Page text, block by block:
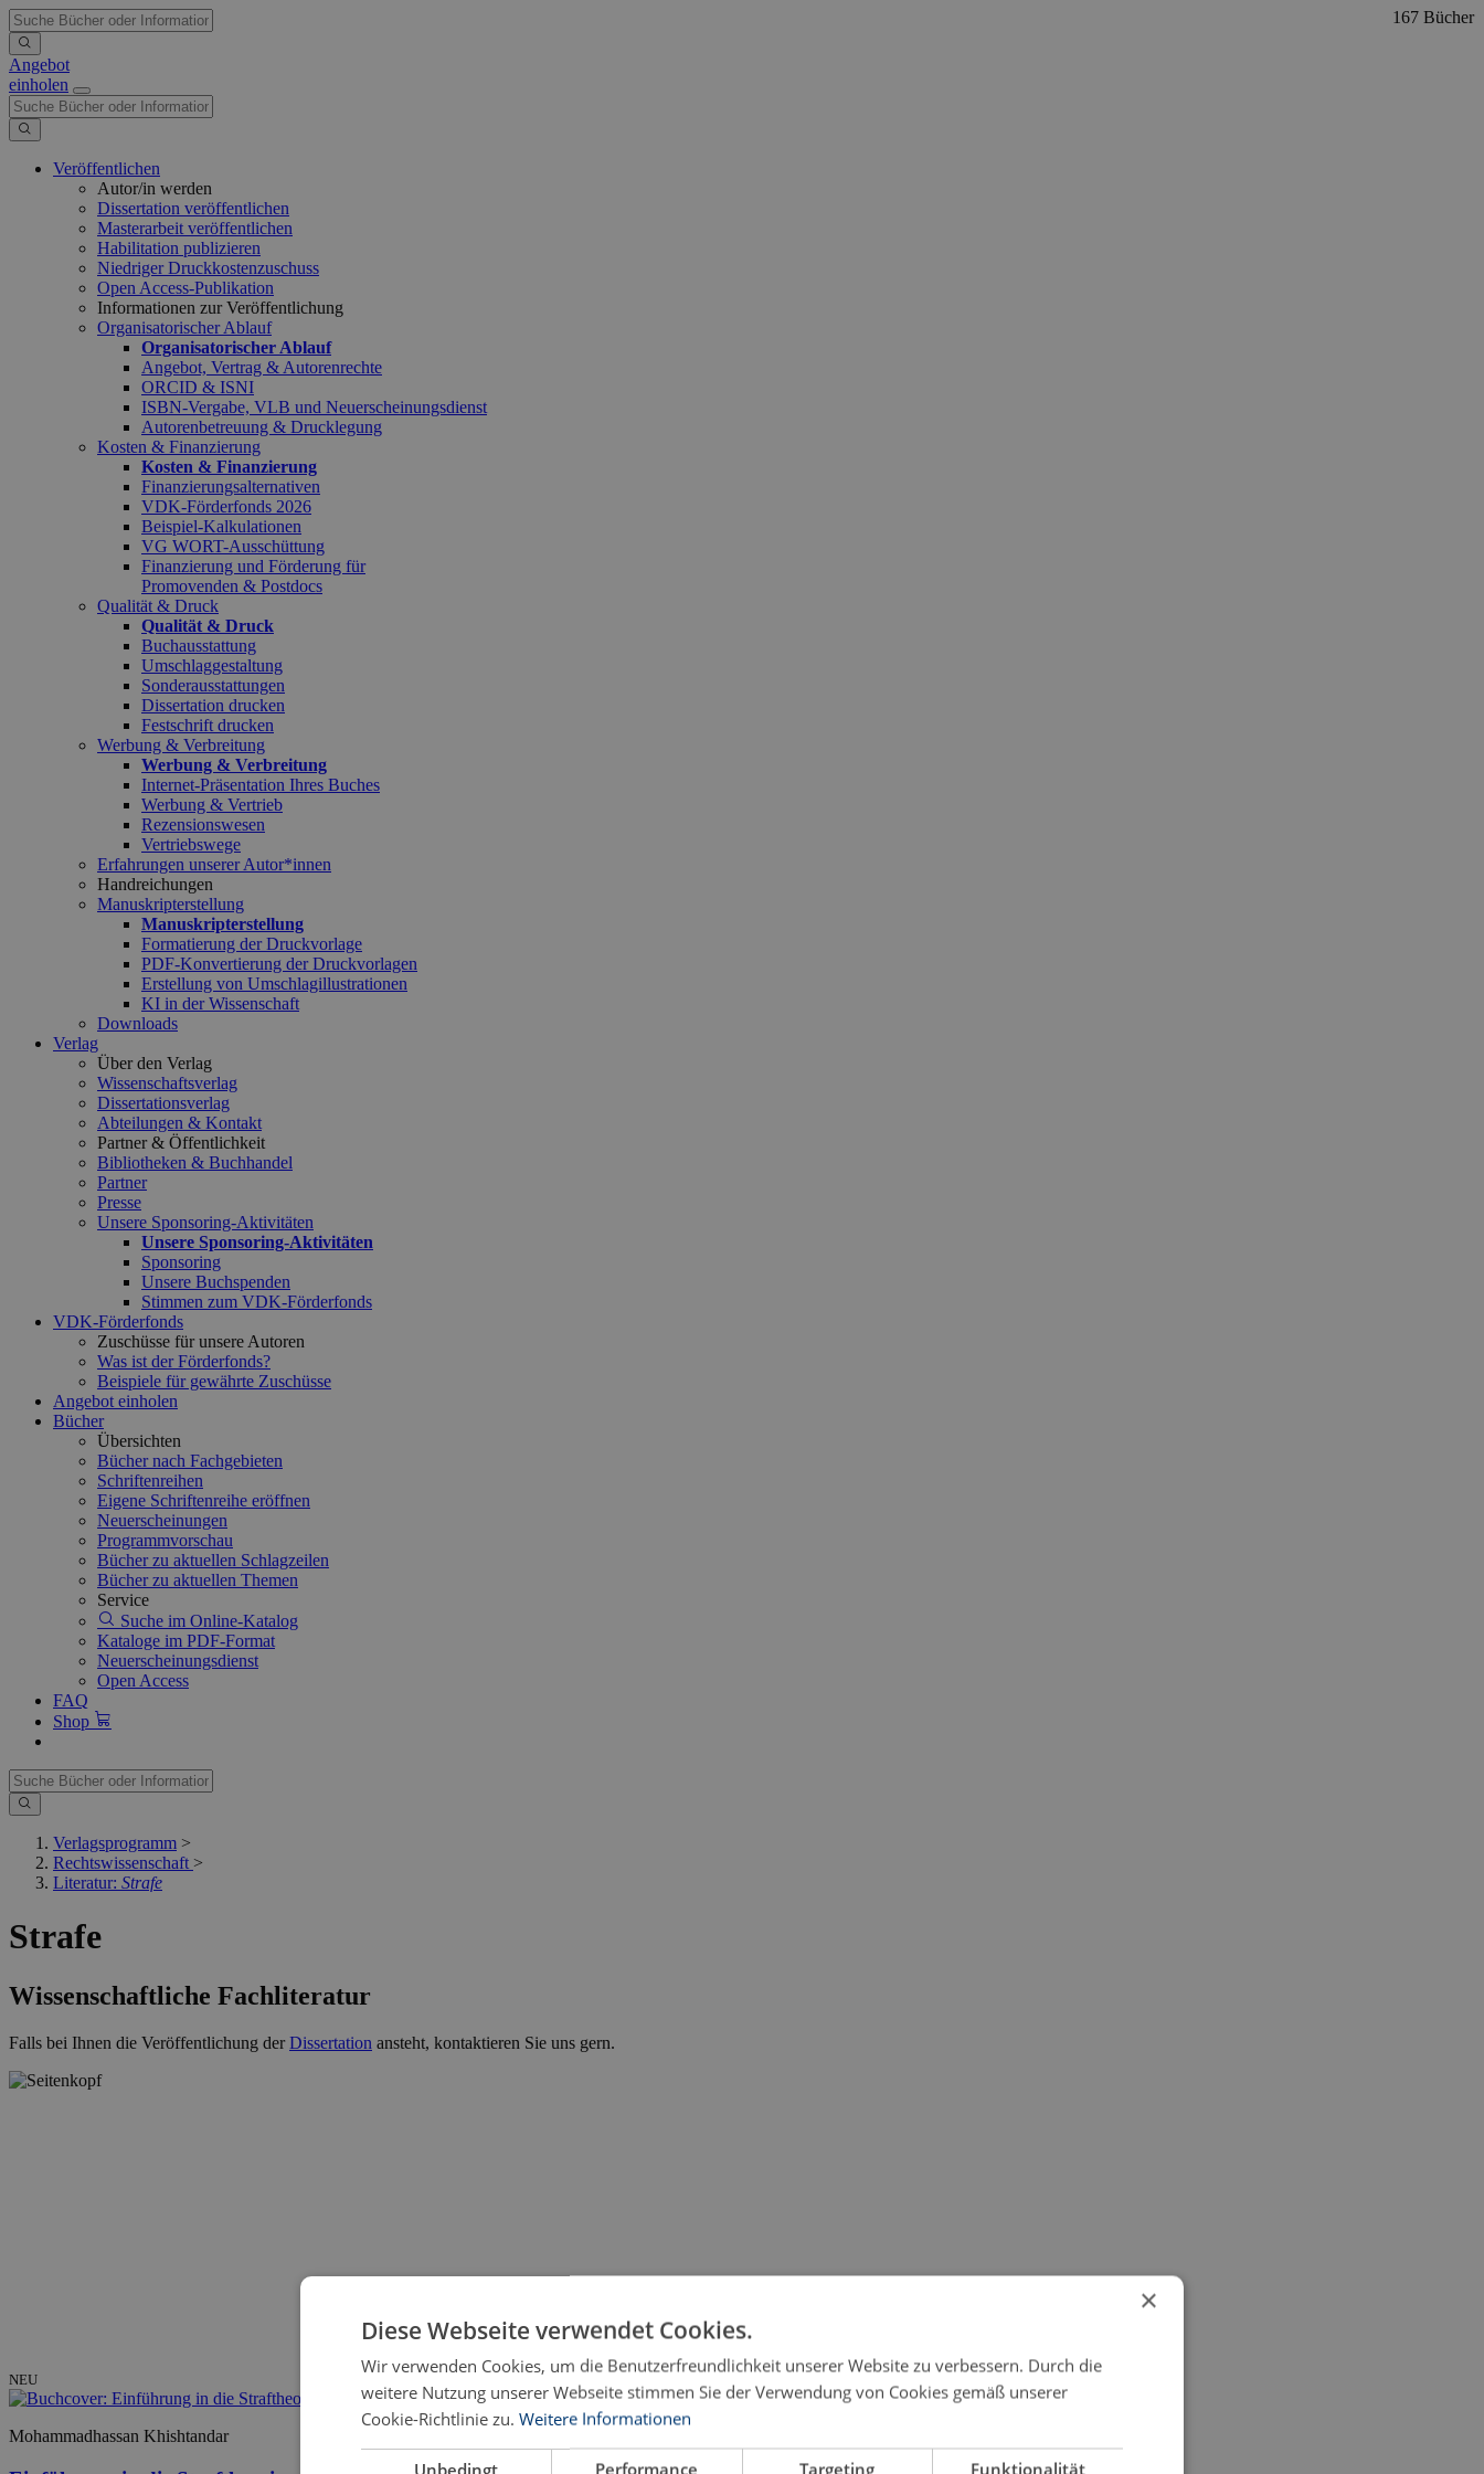
Angebot
einholen
Veröffentlichen
Autor/in werden
Dissertation veröffentlichen
Masterarbeit veröffentlichen
Habilitation publizieren
Niedriger Druckkostenzuschuss
Open Access-Publikation
Informationen zur Veröffentlichung
Organisatorischer Ablauf
Organisatorischer Ablauf
Angebot, Vertrag & Autorenrechte
ORCID & ISNI
ISBN-Vergabe, VLB und Neuerscheinungsdienst
Autorenbetreuung & Drucklegung
Kosten & Finanzierung
Kosten & Finanzierung
Finanzierungsalternativen
VDK-Förderfonds 2026
Beispiel-Kalkulationen
VG WORT-Ausschüttung
Finanzierung und Förderung für
Promovenden & Postdocs
Qualität & Druck
Qualität & Druck
Buchausstattung
Umschlaggestaltung
Sonderausstattungen
Dissertation drucken
Festschrift drucken
Werbung & Verbreitung
Werbung & Verbreitung
Internet-Präsentation Ihres Buches
Werbung & Vertrieb
Rezensionswesen
Vertriebswege
Erfahrungen unserer Autor*innen
Handreichungen
Manuskripterstellung
Manuskripterstellung
Formatierung der Druckvorlage
PDF-Konvertierung der Druckvorlagen
Erstellung von Umschlagillustrationen
KI in der Wissenschaft
Downloads
Verlag
Über den Verlag
Wissenschaftsverlag
Dissertationsverlag
Abteilungen & Kontakt
Partner & Öffentlichkeit
Bibliotheken & Buchhandel
Partner
Presse
Unsere Sponsoring-Aktivitäten
Unsere Sponsoring-Aktivitäten
Sponsoring
Unsere Buchspenden
Stimmen zum VDK-Förderfonds
VDK-Förderfonds
Zuschüsse für unsere Autoren
Was ist der Förderfonds?
Beispiele für gewährte Zuschüsse
Angebot einholen
Bücher
Übersichten
Bücher nach Fachgebieten
Schriftenreihen
Eigene Schriftenreihe eröffnen
Neuerscheinungen
Programmvorschau
Bücher zu aktuellen Schlagzeilen
Bücher zu aktuellen Themen
Service
Suche im Online-Katalog
Kataloge im PDF-Format
Neuerscheinungsdienst
Open Access
FAQ
Shop
Verlagsprogramm >
Rechtswissenschaft >
Literatur: Strafe
167 Bücher
Strafe
Wissenschaftliche Fachliteratur
Falls bei Ihnen die Veröffentlichung derDissertation ansteht, kontaktieren Sie uns gern.
NEU
Mohammadhassan Khishtandar
×
Diese Webseite verwendet Cookies.
Wir verwenden Cookies, um die Benutzerfreundlichkeit unserer Website zu verbessern. Durch die
weitere Nutzung unserer Webseite stimmen Sie der Verwendung von Cookies gemäß unserer
Cookie-Richtlinie zu. Weitere Informationen
Unbedingt
Performance Targeting Funktionalität